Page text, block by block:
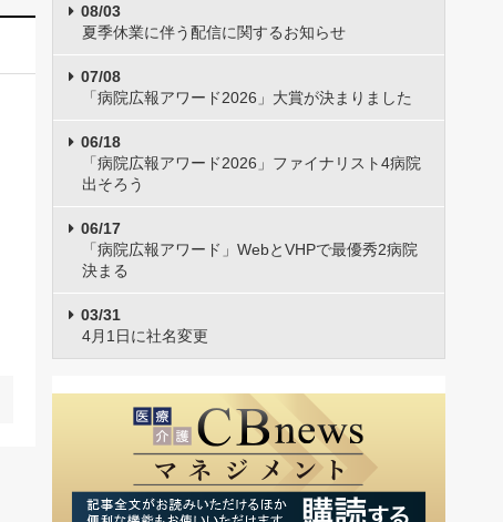
08/03
夏季休業に伴う配信に関するお知らせ
07/08
「病院広報アワード2026」大賞が決まりました
06/18
「病院広報アワード2026」ファイナリスト4病院
出そろう
06/17
「病院広報アワード」WebとVHPで最優秀2病院
決まる
03/31
4月1日に社名変更